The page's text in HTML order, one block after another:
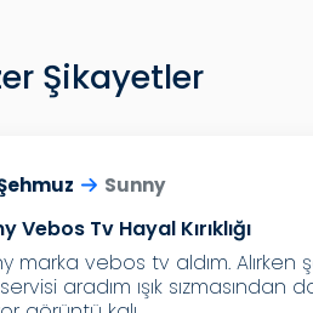
Şikayetler
Sunny
Vebos Tv Hayal Kırıklığı
marka vebos tv aldım.
aradım ışık sızmasından